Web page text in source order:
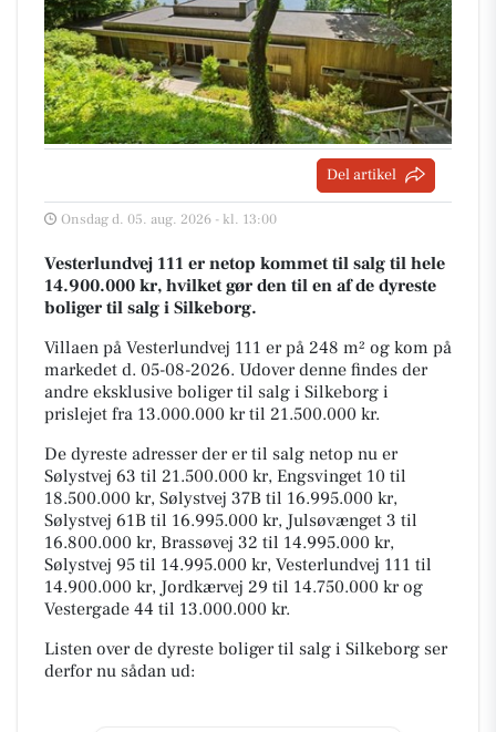
Del artikel
Onsdag d. 05. aug. 2026 - kl. 13:00
Vesterlundvej 111 er netop kommet til salg til hele
14.900.000 kr, hvilket gør den til en af de dyreste
boliger til salg i Silkeborg.
Villaen på Vesterlundvej 111 er på 248 m² og kom på
markedet d. 05-08-2026. Udover denne findes der
andre eksklusive boliger til salg i Silkeborg i
prislejet fra 13.000.000 kr til 21.500.000 kr.
De dyreste adresser der er til salg netop nu er
Sølystvej 63 til 21.500.000 kr, Engsvinget 10 til
18.500.000 kr, Sølystvej 37B til 16.995.000 kr,
Sølystvej 61B til 16.995.000 kr, Julsøvænget 3 til
16.800.000 kr, Brassøvej 32 til 14.995.000 kr,
Sølystvej 95 til 14.995.000 kr, Vesterlundvej 111 til
14.900.000 kr, Jordkærvej 29 til 14.750.000 kr og
Vestergade 44 til 13.000.000 kr.
Listen over de dyreste boliger til salg i Silkeborg ser
derfor nu sådan ud: